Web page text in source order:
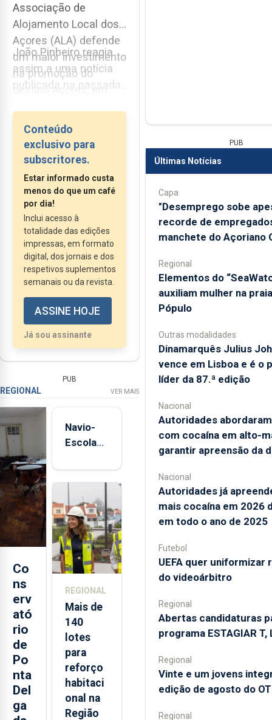
Associação de
Alojamento Local dos
Açores (ALA) defende
um maior investimento
na promoção do
destino Açores, em
transportes, em
específico, sobretudo
no Inverno IATA, pois
diz que a sazonalidade
ainda é um problema,
pelo menos, para o
Alojamento Local.
João Pinheiro reagia
assim a uma notícia
publicada na passada
Conteúdo
exclusivo para
subscritores.
Estar informado custa
menos do que um café
por dia!
Inclui acesso à
totalidade das edições
impressas, em formato
digital, dos jornais e dos
respetivos suplementos
semanais ou da revista.
ASSINE HOJE
Já sou assinante
PUB
REGIONAL VER MAIS
Co
ns
erv
ató
rio
de
Po
nta
Del
ga
Navio-
Escola
está de
aos
Açores
REGIONAL
Mais de
140
lotes
para
reforço
habitaci
onal na
Região
PUB
Últimas Notícias
Capa
"Desemprego sobe
recorde de
manchete do Açoriano
Regional
​Elementos do
auxiliam mulher na
Pópulo
Outras modalidades
Dinamarquês Julius
vence em Lisboa e é o
líder da 87.ª edição
Nacional
Autoridades
com cocaína em alto-
garantir apreensão da
Nacional
Autoridades já
mais cocaína em 2026
em todo o ano de 2025
Futebol
UEFA quer uniformizar
do videoárbitro
Regional
Abertas candidaturas
programa ESTAGIAR T,
Regional
Vinte e um jovens
edição de agosto do
Regional